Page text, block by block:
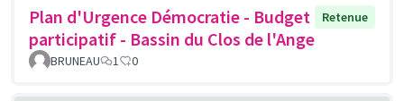
Plan d'Urgence Démocratie - Budget
participatif - Bassin du Clos de l'Ange
Retenue
BRUNEAU 1 0